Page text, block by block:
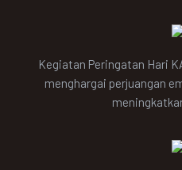
Kegiatan Peringatan Hari
menghargai perjuangan